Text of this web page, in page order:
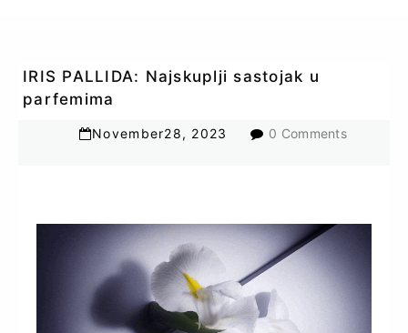
IRIS PALLIDA: Najskuplji sastojak u
parfemima
November28, 2023 0 Comments